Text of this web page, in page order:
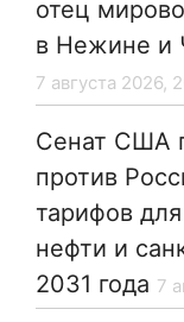
отец
в Нежине и
7 августа 2026,
Сенат США
против
тарифов
нефти и
2031 года 7